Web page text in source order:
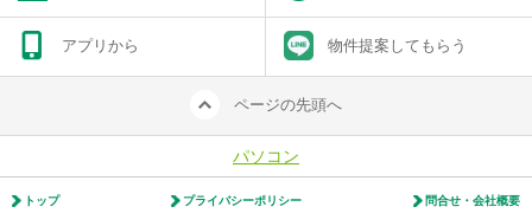
アプリから 物件提案してもらう
ページの先頭へ
パソコン
トップ プライバシーポリシー 問合せ・会社概要